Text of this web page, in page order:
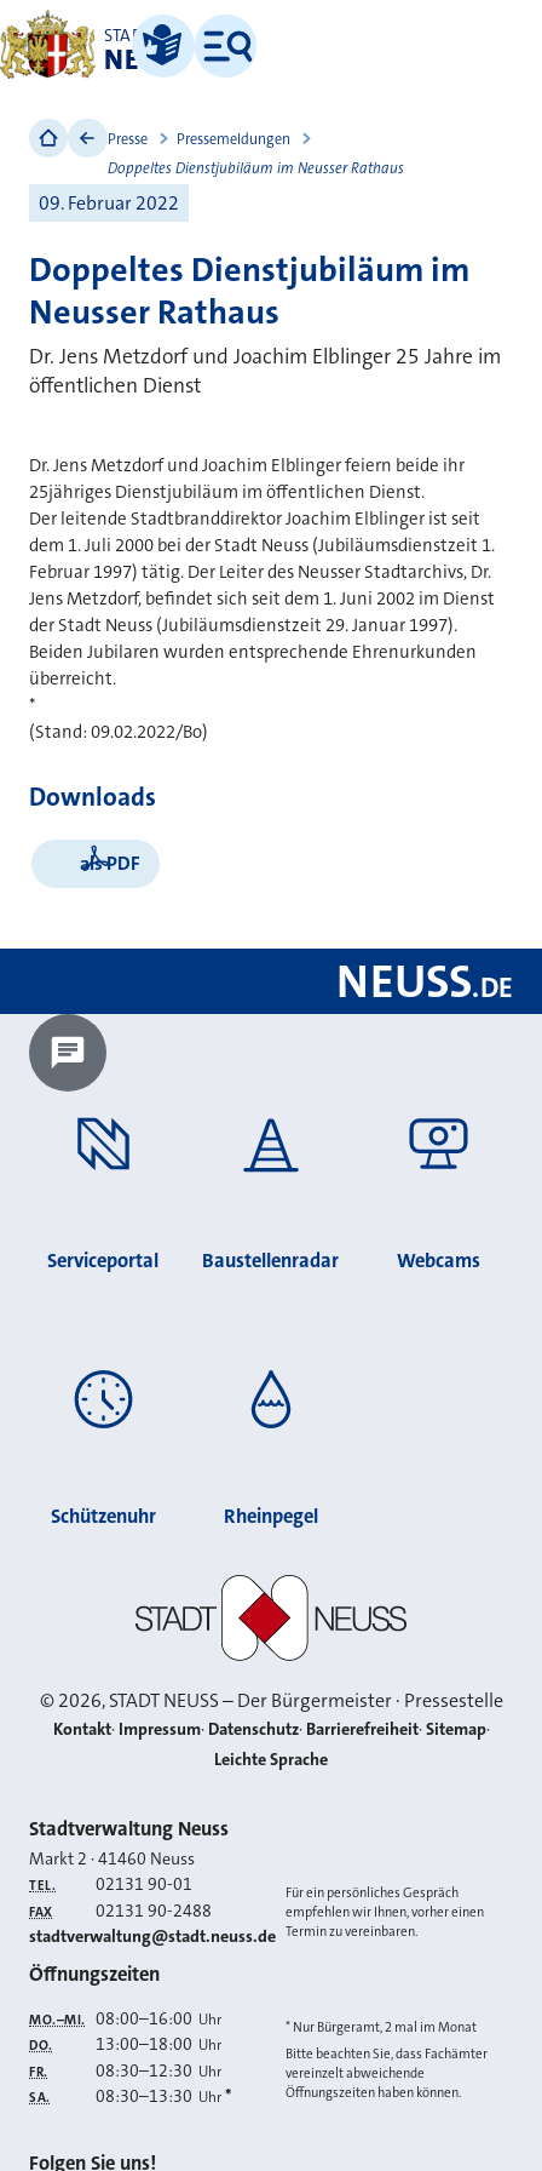
STADT
NEUSS
Leichte Sprache
Menü
Presse
Pressemeldungen
Doppeltes Dienstjubiläum im Neusser Rathaus
09. Februar 2022
Doppeltes Dienstjubiläum im
Neusser Rathaus
Dr. Jens Metzdorf und Joachim Elblinger 25 Jahre im
öffentlichen Dienst
Dr. Jens Metzdorf und Joachim Elblinger feiern beide ihr
25jähriges Dienstjubiläum im öffentlichen Dienst.
Der leitende Stadtbranddirektor Joachim Elblinger ist seit
dem 1. Juli 2000 bei der Stadt Neuss (Jubiläumsdienstzeit 1.
Februar 1997) tätig. Der Leiter des Neusser Stadtarchivs, Dr.
Jens Metzdorf, befindet sich seit dem 1. Juni 2002 im Dienst
der Stadt Neuss (Jubiläumsdienstzeit 29. Januar 1997).
Beiden Jubilaren wurden entsprechende Ehrenurkunden
überreicht.
*
(Stand: 09.02.2022/Bo)
Downloads
als PDF
NEUSS.DE
Chatbot laden?
Serviceportal Baustellenradar Webcams
Schützenuhr Rheinpegel
©2026, STADT NEUSS – Der Bürgermeister · Pressestelle
Kontakt Impressum Datenschutz Barrierefreiheit Sitemap
Leichte Sprache
Kontakt
Stadtverwaltung Neuss
Markt 2 ·41460 Neuss
TEL. 02131 90-01
FAX 02131 90-2488
E-MAIL
stadtverwaltung@stadt.neuss.de
Für ein persönliches Gespräch
empfehlen wir Ihnen, vorher einen
Termin zu vereinbaren.
Öffnungszeiten
MO.–MI. 08:00–16:00 Uhr
DO. 13:00–18:00 Uhr
FR. 08:30–12:30 Uhr
SA. 08:30–13:30 Uhr *
* Nur Bürgeramt, 2 mal im Monat
Bitte beachten Sie, dass Fachämter
vereinzelt abweichende
Öffnungszeiten haben können.
Folgen Sie uns!